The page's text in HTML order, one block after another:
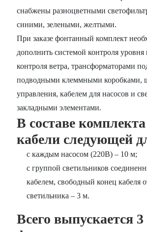
снабжены разноцветными
синими, зелеными, желтыми.
При заказе фонтанный комплект
дополнить системой контроля
контроля ветра, трансформаторами
подводными клеммными коробками,
управления, кабелем для насосов и
закладными элементами.
В составе
кабели следующей
с каждым насосом (220В) – 10 м;
с группой светильников
кабелем, свободный конец кабеля
светильника – 3 м.
Всего выпускается